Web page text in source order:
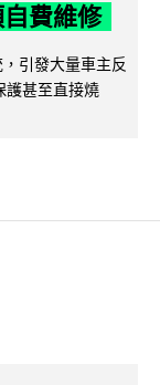
費維修
引發大量車主反
護甚至直接燒